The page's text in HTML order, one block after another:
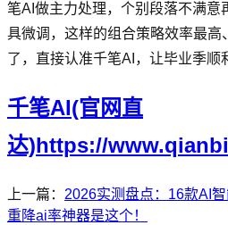
笔AI做主力处理，个别段落不满意
具微调，这样的组合策略效率最
了，直接认准千笔AI，让毕业季顺
千笔AI(官网直
达)https://
上一篇： 2026实测盘点：16款AI
重降ai率神器是这个！